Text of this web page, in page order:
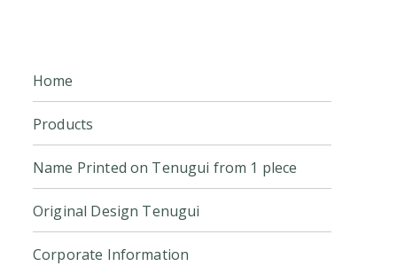
Home
Products
Name Printed on Tenugui from 1 plece
Original Design Tenugui
Corporate Information